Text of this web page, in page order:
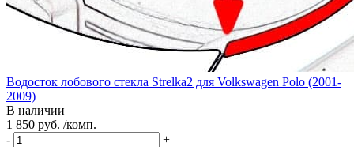
Водосток лобового стекла Strelka2 для Volkswagen Polo (2001-
2009)
В наличии
1 850 руб. /комп.
-
+